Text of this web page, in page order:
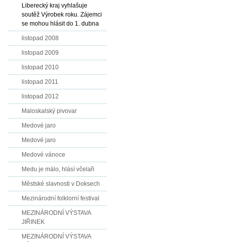
Liberecký kraj vyhlašuje
soutěž Výrobek roku. Zájemci
se mohou hlásit do 1. dubna
listopad 2008
listopad 2009
listopad 2010
listopad 2011
listopad 2012
Maloskalský pivovar
Medové jaro
Medové jaro
Medové vánoce
Medu je málo, hlásí včelaři
Městské slavnosti v Doksech
Mezinárodní folklorní festival
MEZINÁRODNÍ VÝSTAVA
JIŘINEK
MEZINÁRODNÍ VÝSTAVA